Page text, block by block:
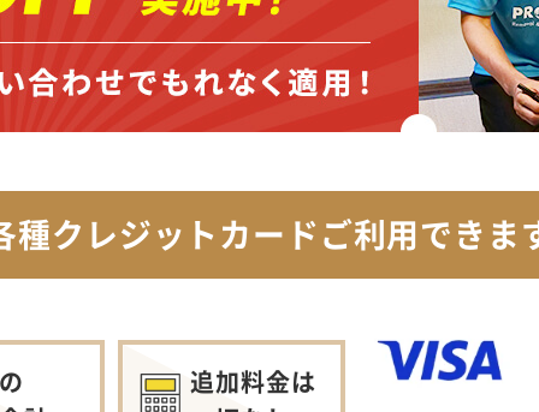
種クレジットカードご利用できま
追加料金は